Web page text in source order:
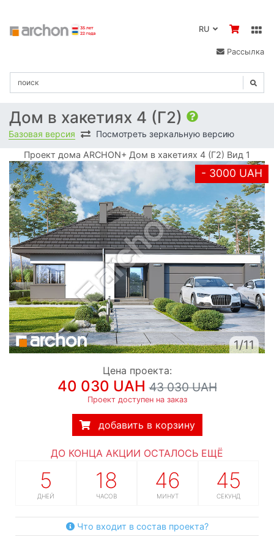
Рассылка
Дом в хакетиях 4 (Г2)
Базовая версия Посмотреть зеркальную версию
Проект дома ARCHON+ Дом в хакетиях 4 (Г2) Вид 1
- 3000 UAH
1/11
Цена проекта:
40 030 UAH43 030 UAH
Проект доступен на заказ
добавить в корзину
ДО КОНЦА АКЦИИ ОСТАЛОСЬ ЕЩЁ
5
ДНЕЙ
18
ЧАСОВ
46
МИНУТ
45
СЕКУНД
Что входит в состав проекта?